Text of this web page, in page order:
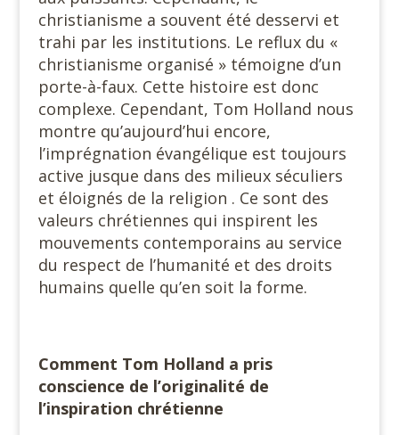
christianisme a souvent été desservi et
trahi par les institutions. Le reflux du «
christianisme organisé » témoigne d’un
porte-à-faux. Cette histoire est donc
complexe. Cependant, Tom Holland nous
montre qu’aujourd’hui encore,
l’imprégnation évangélique est toujours
active jusque dans des milieux séculiers
et éloignés de la religion . Ce sont des
valeurs chrétiennes qui inspirent les
mouvements contemporains au service
du respect de l’humanité et des droits
humains quelle qu’en soit la forme.
Comment Tom Holland a pris
conscience de l’originalité de
l’inspiration chrétienne